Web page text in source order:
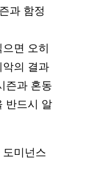
과 함정
면 오히
악의 결과
즌과 혼동
반드시 알
미넌스